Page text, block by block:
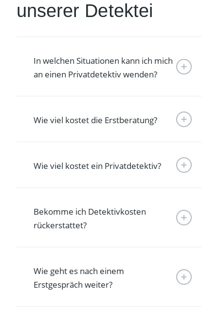
unserer Detektei
In welchen Situationen kann ich mich
an einen Privatdetektiv wenden?
Wie viel kostet die Erstberatung?
Wie viel kostet ein Privatdetektiv?
Bekomme ich Detektivkosten
rückerstattet?
Wie geht es nach einem
Erstgespräch weiter?